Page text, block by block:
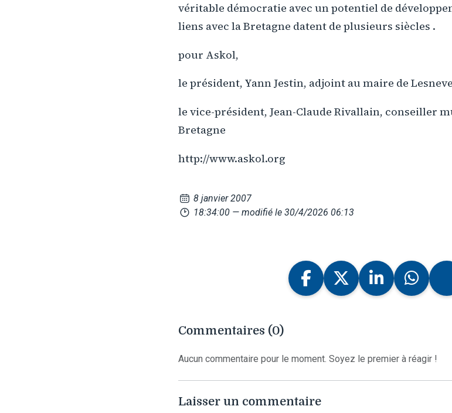
véritable démocratie avec un potentiel de
liens avec la Bretagne datent de plusieurs siècles .
pour Askol,
le président, Yann Jestin, adjoint au maire de
le vice-président, Jean-Claude Rivallain, conseiller
Bretagne
http://www.askol.org
8 janvier 2007
18:34:00 — modifié le 30/4/2026 06:13
Commentaires (0)
Aucun commentaire pour le moment. Soyez le premier à réagir !
Laisser un commentaire